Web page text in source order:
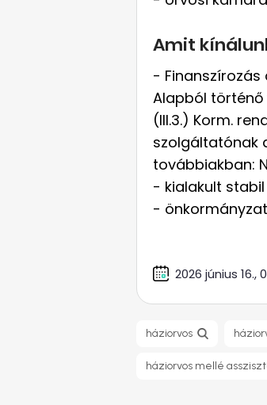
Amit
-
Alapból történő
(III.3.) Korm.
szolgáltatónak
továbbiakban:
- kialakult
-
2026 június 16.,
háziorvos
háziorvos mellé